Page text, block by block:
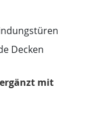
Decken
mit